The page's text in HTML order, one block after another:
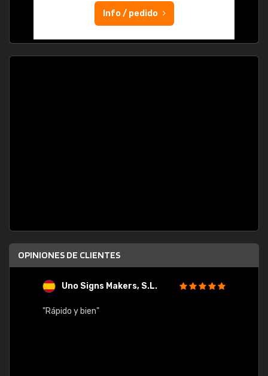
Info / pedido
OPINIONES DE CLIENTES
Uno Signs Makers, S.L.
"Rápido y bien"